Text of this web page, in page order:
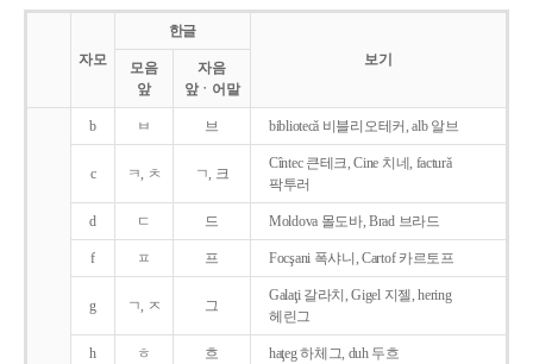
자모
한글
보기
모음
앞
자음
앞ㆍ어말
b ㅂ 브 bibliotecǎ 비블리오테커, alb 알브
c ㅋ, ㅊ ㄱ, 크
Cîntec 큰테크, Cine 치네, facturǎ
팍투러
d ㄷ 드 Moldova 몰도바, Brad 브라드
f ㅍ 프 Focşani 폭샤니, Cartof 카르토프
g ㄱ, ㅈ 그
Galaţi 갈라치, Gigel 지젤, hering
헤린그
h ㅎ 흐 haţeg 하체그, duh 두흐